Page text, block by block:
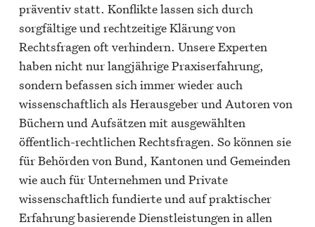
präventiv statt. Konflikte lassen sich durch
sorgfältige und rechtzeitige Klärung von
Rechtsfragen oft verhindern. Unsere Experten
haben nicht nur langjährige Praxiserfahrung,
sondern befassen sich immer wieder auch
wissenschaftlich als Herausgeber und Autoren von
Büchern und Aufsätzen mit ausgewählten
öffentlich-rechtlichen Rechtsfragen. So können sie
für Behörden von Bund, Kantonen und Gemeinden
wie auch für Unternehmen und Private
wissenschaftlich fundierte und auf praktischer
Erfahrung basierende Dienstleistungen in allen